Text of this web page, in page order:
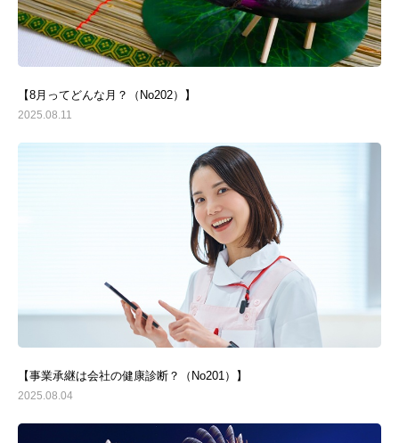
【8月ってどんな月？（No202）】
2025.08.11
【事業承継は会社の健康診断？（No201）】
2025.08.04